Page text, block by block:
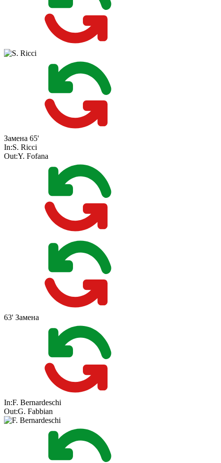
Замена 65'
In:S. Ricci
Out:Y. Fofana
63' Замена
In:F. Bernardeschi
Out:G. Fabbian